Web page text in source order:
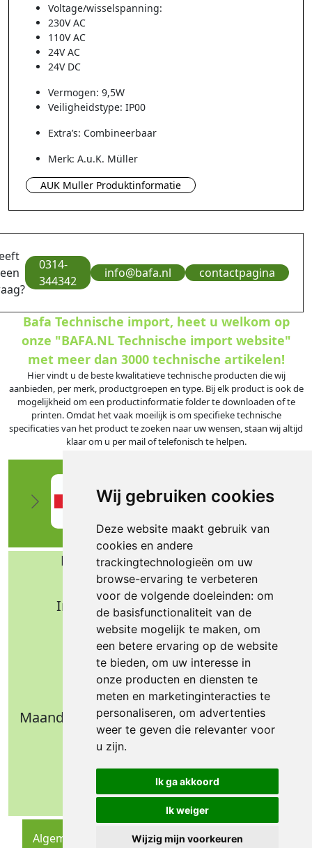
Wij gebruiken cookies
Deze website maakt gebruik van
cookies en andere
trackingtechnologieën om uw
browse-ervaring te verbeteren
voor de volgende doeleinden: om
de basisfunctionaliteit van de
website mogelijk te maken, om
een betere ervaring op de website
te bieden, om uw interesse in
onze producten en diensten te
meten en marketinginteracties te
personaliseren, om advertenties
weer te geven die relevanter voor
u zijn.
Ik ga akkoord
Ik weiger
Wijzig mijn voorkeuren
Voltage/wisselspanning:
230V AC
110V AC
24V AC
24V DC
Vermogen: 9,5W
Veiligheidstype: IP00
Extra’s: Combineerbaar
Merk: A.u.K. Müller
AUK Muller Produktinformatie
0314-
344342
info@bafa.nl contactpagina
Bafa Technische import, heet u welkom op
onze "BAFA.NL Technische import website"
met meer dan 3000 technische artikelen!
Hier vindt u de beste kwalitatieve technische producten die wij
aanbieden, per merk, productgroepen en type. Bij elk product is ook de
mogelijkheid om een productinformatie folder te downloaden of te
printen. Omdat het vaak moeilijk is om specifieke technische
specificaties van het product te zoeken naar uw wensen, staan wij altijd
klaar om u per mail of telefonisch te helpen.
Bafa b.v. Technische import
Nijverheidsweg 11
Industrieterrein Verheulsweide
7005 AS Doetinchem
Tel.: +31 (0)314 344 342
Email: info@bafa.nl
Openingstijden
Maandag t/m donderdag: 09.00 - 16.30 uur
Vrijdag: 09.00 - 14.30 uur
Weekend: gesloten
Algemene Voorwaarden